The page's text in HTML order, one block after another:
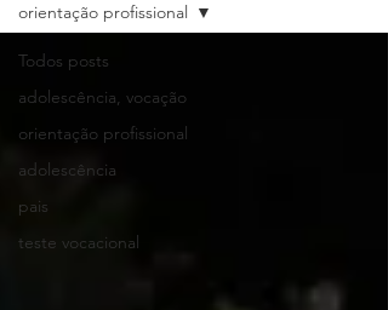
Todos posts
adolescência, vocação
orientação profissional
adolescência
pais
teste vocacional
orientação profissional